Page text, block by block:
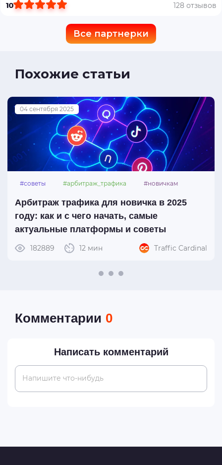
10 128 отзывов
Все партнерки
Похожие статьи
04 сентября 2025
#советы #арбитраж_трафика
#новичкам
Арбитраж трафика для новичка в 2025
году: как и с чего начать, самые
актуальные платформы и советы
182889 12 мин Traffic Cardinal
Комментарии 0
Написать комментарий
Напишите что-нибудь